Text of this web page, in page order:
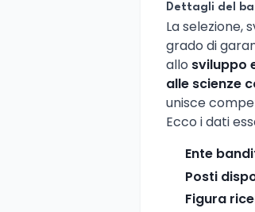
Dettagli del
La selezione,
grado di
allo sviluppo
alle scienze
unisce
Ecco i dati
Ente
Posti
Figura